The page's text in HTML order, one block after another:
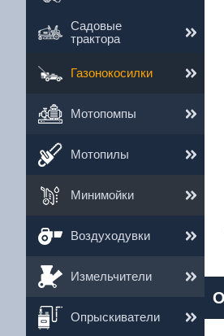
Садовые
трактора
Газонокосилки
Мотопомпы
Мотопилы
Минимойки
Воздуходувки
Измельчители
Опрыскиватели